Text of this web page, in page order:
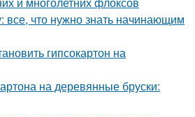
все, что нужно знать начинающим
гипсокартон на
на деревянные бруски: